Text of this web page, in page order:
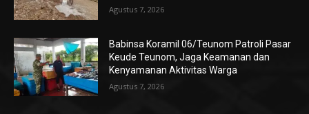
Agustus 7, 2026
Babinsa Koramil 06/Teunom Patroli Pasar
Keude Teunom, Jaga Keamanan dan
Kenyamanan Aktivitas Warga
Agustus 7, 2026